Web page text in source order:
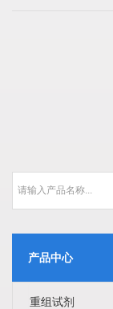
产品中心
重组试剂